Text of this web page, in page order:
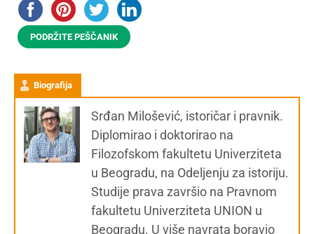
PODRŽITE PEŠČANIK
Biografija
Srđan Milošević, istoričar i pravnik.
Diplomirao i doktorirao na
Filozofskom fakultetu Univerziteta
u Beogradu, na Odeljenju za istoriju.
Studije prava završio na Pravnom
fakultetu Univerziteta UNION u
Beogradu. U više navrata boravio